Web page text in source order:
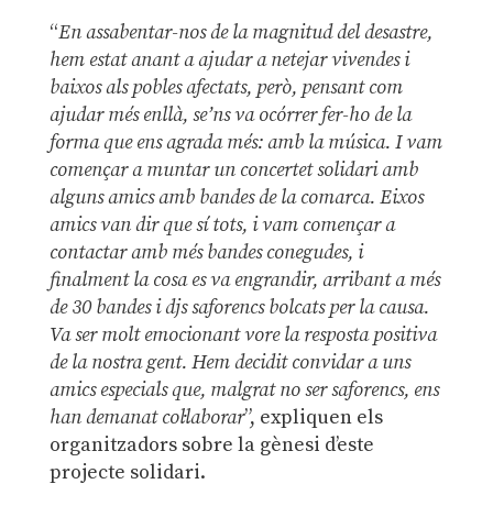
“En assabentar-nos de la magnitud del desastre,
hem estat anant a ajudar a netejar vivendes i
baixos als pobles afectats, però, pensant com
ajudar més enllà, se’ns va ocórrer fer-ho de la
forma que ens agrada més: amb la música. I vam
començar a muntar un concertet solidari amb
alguns amics amb bandes de la comarca. Eixos
amics van dir que sí tots, i vam començar a
contactar amb més bandes conegudes, i
finalment la cosa es va engrandir, arribant a més
de 30 bandes i djs saforencs bolcats per la causa.
Va ser molt emocionant vore la resposta positiva
de la nostra gent. Hem decidit convidar a uns
amics especials que, malgrat no ser saforencs, ens
han demanat col·laborar”, expliquen els
organitzadors sobre la gènesi d’este
projecte solidari.